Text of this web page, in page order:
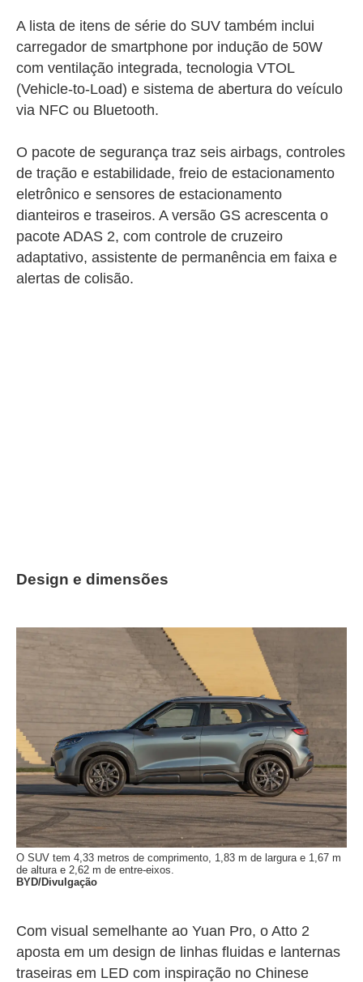
A lista de itens de série do SUV também inclui
carregador de smartphone por indução de 50W
com ventilação integrada, tecnologia VTOL
(Vehicle-to-Load) e sistema de abertura do veículo
via NFC ou Bluetooth.
O pacote de segurança traz seis airbags, controles
de tração e estabilidade, freio de estacionamento
eletrônico e sensores de estacionamento
dianteiros e traseiros. A versão GS acrescenta o
pacote ADAS 2, com controle de cruzeiro
adaptativo, assistente de permanência em faixa e
alertas de colisão.
Design e dimensões
O SUV tem 4,33 metros de comprimento, 1,83 m de largura e 1,67 m
de altura e 2,62 m de entre-eixos.
BYD/Divulgação
Com visual semelhante ao Yuan Pro, o Atto 2
aposta em um design de linhas fluidas e lanternas
traseiras em LED com inspiração no Chinese